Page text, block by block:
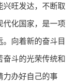
兴旺发达，不断取
代化国家，是一项
向着新的奋斗目
斗的光荣传统和
力办好自己的事